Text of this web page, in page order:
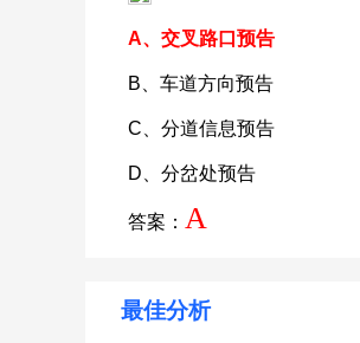
A、交叉路口预告
B、车道方向预告
C、分道信息预告
D、分岔处预告
答案： A
最佳分析